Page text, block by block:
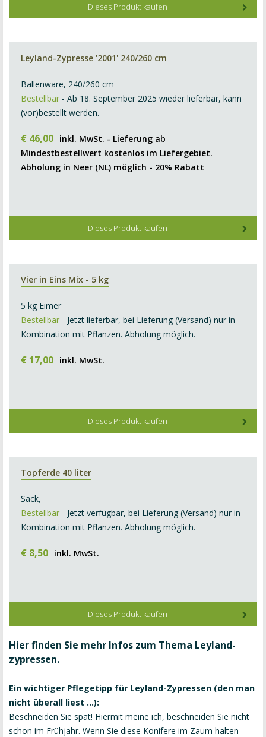
Dieses Produkt kaufen
Leyland-Zypresse '2001' 240/260 cm
Ballenware, 240/260 cm
Bestellbar - Ab 18. September 2025 wieder lieferbar, kann
(vor)bestellt werden.
€ 46,00 inkl. MwSt. - Lieferung ab
Mindestbestellwert kostenlos im Liefergebiet.
Abholung in Neer (NL) möglich - 20% Rabatt
Dieses Produkt kaufen
Vier in Eins Mix - 5 kg
5 kg Eimer
Bestellbar - Jetzt lieferbar, bei Lieferung (Versand) nur in
Kombination mit Pflanzen. Abholung möglich.
€ 17,00 inkl. MwSt.
Dieses Produkt kaufen
Topferde 40 liter
Sack,
Bestellbar - Jetzt verfügbar, bei Lieferung (Versand) nur in
Kombination mit Pflanzen. Abholung möglich.
€ 8,50 inkl. MwSt.
Dieses Produkt kaufen
Hier finden Sie mehr Infos zum Thema Leyland-
zypressen.
Ein wichtiger Pflegetipp für Leyland-Zypressen (den man
nicht überall liest ...):
Beschneiden Sie spät! Hiermit meine ich, beschneiden Sie nicht
schon im Frühjahr. Wenn Sie diese Konifere im Zaum halten